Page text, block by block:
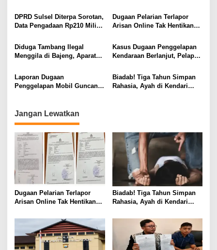
p
o
s
Sorotan
Pengelolanya?
DPRD Sulsel Diterpa Sorotan,
Data Pengadaan Rp210 Miliar
LKPP
Dugaan Pelarian Terlapor
Arisan Online Tak Hentikan
Diduga Tambang Ilegal
Menggila di Bajeng, Aparat
Kasus Dugaan Penggelapan
Kendaraan Berlanjut, Pelapor
Gudang Mobil
Laporan Dugaan
Penggelapan Mobil Guncang
Biadab! Tiga Tahun Simpan
Rahasia, Ayah di Kendari
Jangan Lewatkan
Dugaan Pelarian Terlapor
Arisan Online Tak Hentikan
Biadab! Tiga Tahun Simpan
Rahasia, Ayah di Kendari
Nafsu